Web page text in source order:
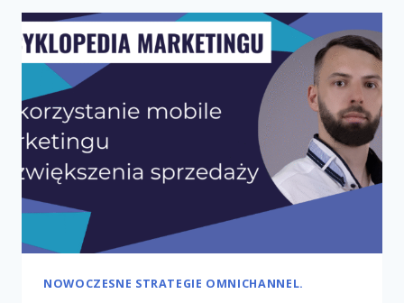
KAMPANIE
WIELOKANAŁOWE?
NOWOCZESNE STRATEGIE OMNICHANNEL.